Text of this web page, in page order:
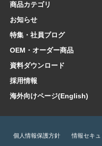
2025.3.14
2025.2.5
在庫限り終
紙・型もの】
2025.1.21
【新商品案
2025.1.10
【新商品案
れるご朱印
商品カテゴリ
お知らせ
特集・社員ブログ
OEM・オーダー商品
資料ダウンロード
採用情報
海外向けページ(English)
個人情報保護方針 情報セキ